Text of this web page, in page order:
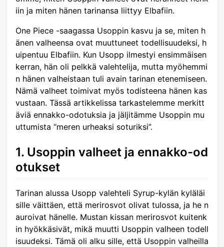
iin ja miten hänen tarinansa liittyy Elbafiin.
One Piece -saagassa Usoppin kasvu ja se, miten h
änen valheensa ovat muuttuneet todellisuudeksi, h
uipentuu Elbafiin. Kun Usopp ilmestyi ensimmäisen
kerran, hän oli pelkkä valehtelija, mutta myöhemmi
n hänen valheistaan tuli avain tarinan etenemiseen.
Nämä valheet toimivat myös todisteena hänen kas
vustaan. Tässä artikkelissa tarkastelemme merkitt
äviä ennakko-odotuksia ja jäljitämme Usoppin mu
uttumista “meren urheaksi soturiksi”.
1. Usoppin valheet ja ennakko-od
otukset
Tarinan alussa Usopp valehteli Syrup-kylän kyläläi
sille väittäen, että merirosvot olivat tulossa, ja he n
auroivat hänelle. Mustan kissan merirosvot kuitenk
in hyökkäsivät, mikä muutti Usoppin valheen todell
isuudeksi. Tämä oli alku sille, että Usoppin valheilla